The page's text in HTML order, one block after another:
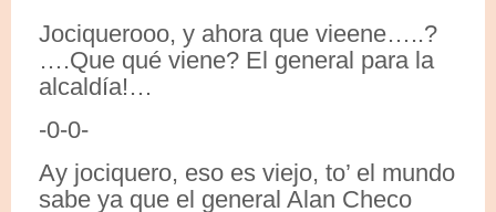
Jociquerooo, y ahora que vieene…..?
….Que qué viene? El general para la
alcaldía!…
-0-0-
Ay jociquero, eso es viejo, to’ el mundo
sabe ya que el general Alan Checo